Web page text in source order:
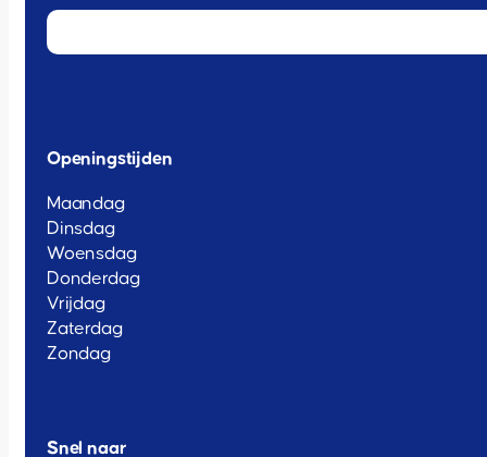
Openingstijden
Maandag
Dinsdag
Woensdag
Donderdag
Vrijdag
Zaterdag
Zondag
Snel naar